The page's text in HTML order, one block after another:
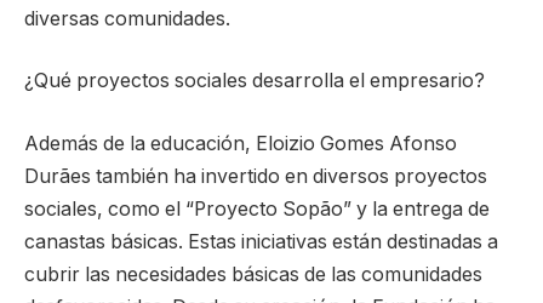
diversas comunidades.
¿Qué proyectos sociales desarrolla el empresario?
Además de la educación, Eloizio Gomes Afonso
Durães también ha invertido en diversos proyectos
sociales, como el “Proyecto Sopão” y la entrega de
canastas básicas. Estas iniciativas están destinadas a
cubrir las necesidades básicas de las comunidades